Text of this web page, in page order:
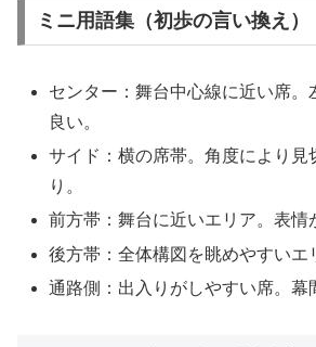
ミニ用語集（初歩の言い換え）
センター：舞台中心線に近い席。
良い。
サイド：横の席帯。角度により見
り。
前方帯：舞台に近いエリア。表情
後方帯：全体構図を眺めやすいエ
通路側：出入りがしやすい席。幕